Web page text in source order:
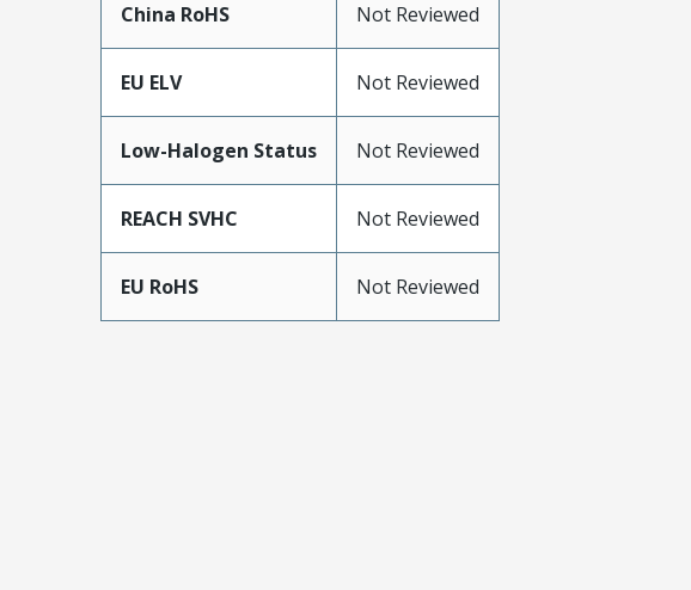
China RoHS Not Reviewed
EU ELV Not Reviewed
Low-Halogen Status Not Reviewed
REACH SVHC Not Reviewed
EU RoHS Not Reviewed